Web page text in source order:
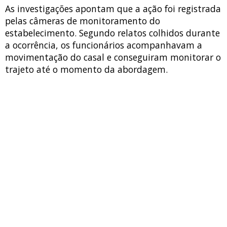
As investigações apontam que a ação foi registrada
pelas câmeras de monitoramento do
estabelecimento. Segundo relatos colhidos durante
a ocorrência, os funcionários acompanhavam a
movimentação do casal e conseguiram monitorar o
trajeto até o momento da abordagem.